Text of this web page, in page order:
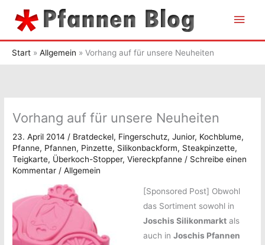
Inhalt
Start Allgemein Vorhang auf für unsere Neuheiten
Vorhang auf für unsere Neuheiten
23. April 2014 / Bratdeckel, Fingerschutz,Junior, Kochblume,
Pfanne, Pfannen, Pinzette, Silikonbackform, Steakpinzette,
Teigkarte, Überkoch-Stopper,Viereckpfanne / Schreibe einen
Kommentar /Allgemein
[Sponsored Post] Obwohl
das Sortiment sowohl in
Joschis Silikonmarktals
auch in Joschis Pfannen